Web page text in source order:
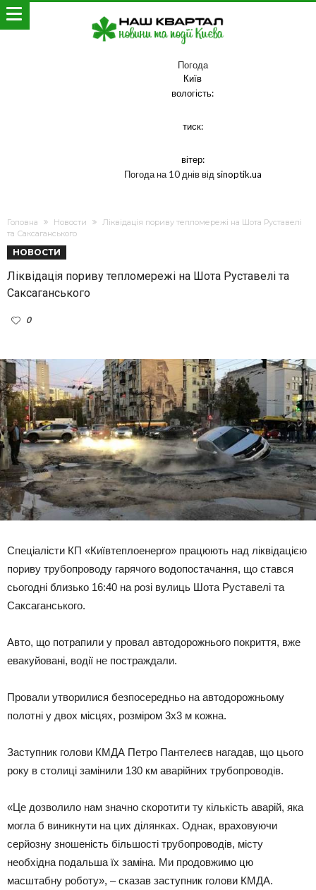
Погода
Київ
вологість:
тиск:
вітер:
Погода на 10 днів від sinoptik.ua
Головна Новости
Ліквідація пориву тепломережі на Шота Руставелі
та Саксаганського
НОВОСТИ
Ліквідація пориву тепломережі на Шота Руставелі та
Саксаганського
0
Спеціалісти КП «Київтеплоенерго» працюють над ліквідацією
пориву трубопроводу гарячого водопостачання, що стався
сьогодні близько 16:40 на розі вулиць Шота Руставелі та
Саксаганського.
Авто, що потрапили у провал автодорожнього покриття, вже
евакуйовані, водії не постраждали.
Провали утворилися безпосередньо на автодорожньому
полотні у двох місцях, розміром 3х3 м кожна.
Заступник голови КМДА Петро Пантелеєв нагадав, що цього
року в столиці замінили 130 км аварійних трубопроводів.
«Це дозволило нам значно скоротити ту кількість аварій, яка
могла б виникнути на цих ділянках. Однак, враховуючи
серйозну зношеність більшості трубопроводів, місту
необхідна подальша їх заміна. Ми продовжимо цю
масштабну роботу», – сказав заступник голови КМДА.